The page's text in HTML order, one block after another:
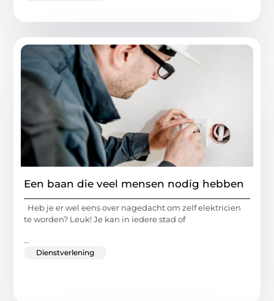
Een baan die veel mensen nodig hebben
Heb je er wel eens over nagedacht om zelf elektricien
te worden? Leuk! Je kan in iedere stad of
...
Dienstverlening